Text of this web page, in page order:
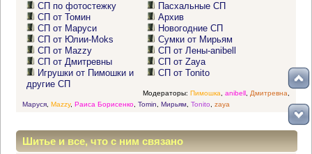
СП по фотостежку
СП от Томин
СП от Маруси
СП от Юлии-Moks
СП от Mazzy
СП от Дмитревны
Игрушки от Пимошки и
другие СП
Пасхальные СП
Архив
Новогодние СП
Сумки от Мирьям
СП от Лены-anibell
СП от Zaya
СП от Tonito
Модераторы: Пимошка anibell, Дмитревна
Маруся, Mazzy, Раиса Борисенко, Tomin Мирьям, Tonito zaya
Шитье и все, что с ним связано